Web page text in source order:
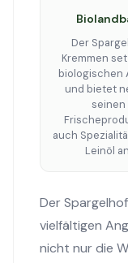
Der
Kremmen
biologischen
und bietet
seinen
auch
Leinöl
Der
vielfältigen
nicht nur die